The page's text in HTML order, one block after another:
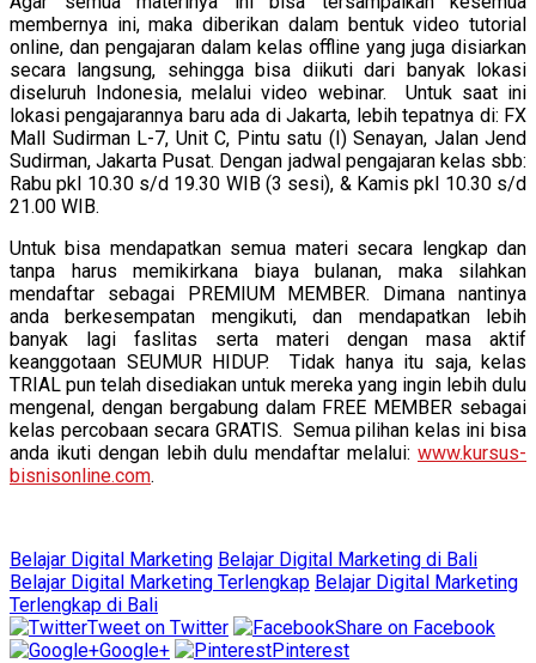
membernya ini, maka diberikan dalam bentuk video tutorial
online, dan pengajaran dalam kelas offline yang juga disiarkan
secara langsung, sehingga bisa diikuti dari banyak lokasi
diseluruh Indonesia, melalui video webinar. Untuk saat ini
lokasi pengajarannya baru ada di Jakarta, lebih tepatnya di: FX
Mall Sudirman L-7, Unit C, Pintu satu (I) Senayan, Jalan Jend
Sudirman, Jakarta Pusat. Dengan jadwal pengajaran kelas sbb:
Rabu pkl 10.30 s/d 19.30 WIB (3 sesi), & Kamis pkl 10.30 s/d
21.00 WIB.
Untuk bisa mendapatkan semua materi secara lengkap dan
tanpa harus memikirkana biaya bulanan, maka silahkan
mendaftar sebagai PREMIUM MEMBER. Dimana nantinya
anda berkesempatan mengikuti, dan mendapatkan lebih
banyak lagi faslitas serta materi dengan masa aktif
keanggotaan SEUMUR HIDUP. Tidak hanya itu saja, kelas
TRIAL pun telah disediakan untuk mereka yang ingin lebih dulu
mengenal, dengan bergabung dalam FREE MEMBER sebagai
kelas percobaan secara GRATIS. Semua pilihan kelas ini bisa
anda ikuti dengan lebih dulu mendaftar melalui: www.kursus-
bisnisonline.com.
Belajar Digital Marketing Belajar Digital Marketing di Bali
Belajar Digital Marketing Terlengkap Belajar Digital Marketing
Terlengkap di Bali
Tweet on Twitter
Share on Facebook
Google+
Pinterest